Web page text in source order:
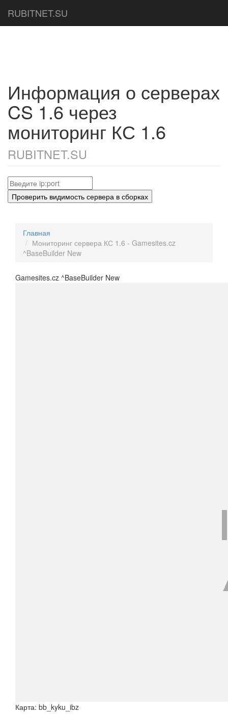
RUBITNET.SU
Информация о серверах
CS 1.6 через
мониторинг КС 1.6
RUBITNET.SU
Проверить видимость сервера в сборках
Главная
Мониторинг сервера КС 1.6 - Gamesites.cz
^BaseBuilder New
Gamesites.cz ^BaseBuilder New
Карта: bb_kyku_ibz